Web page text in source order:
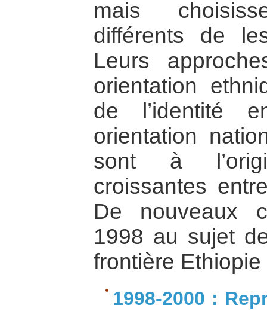
mais
différents de
Leurs
orientation
de l’identité
orientation
sont à
croissantes
De nouveaux
1998 au sujet
frontière
1998-2000 :